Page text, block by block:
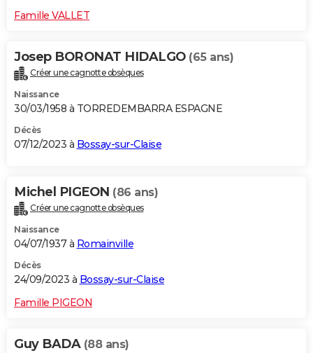
Famille VALLET
Josep BORONAT HIDALGO (65 ans)
Créer une cagnotte obsèques
Naissance
30/03/1958 à TORREDEMBARRA ESPAGNE
Décès
07/12/2023 à Bossay-sur-Claise
Michel PIGEON (86 ans)
Créer une cagnotte obsèques
Naissance
04/07/1937 à Romainville
Décès
24/09/2023 à Bossay-sur-Claise
Famille PIGEON
Guy BADA (88 ans)